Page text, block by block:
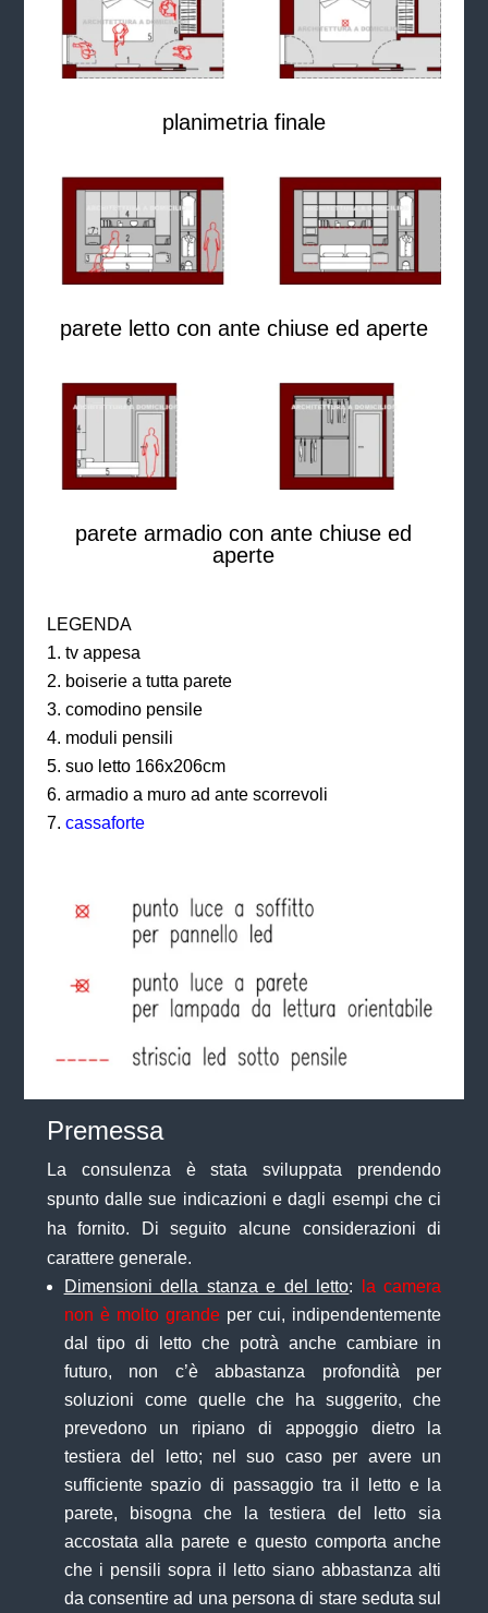
planimetria finale
parete letto con ante chiuse ed aperte
parete armadio con ante chiuse ed
aperte
LEGENDA
tv appesa
boiserie a tutta parete
comodino pensile
moduli pensili
suo letto 166x206cm
armadio a muro ad ante scorrevoli
cassaforte
Premessa
La consulenza è stata sviluppata prendendo
spunto dalle sue indicazioni e dagli esempi che ci
ha fornito. Di seguito alcune considerazioni di
carattere generale.
Dimensioni della stanza e del letto:
la camera
non è molto grande per cui, indipendentemente
dal tipo di letto che potrà anche cambiare in
futuro, non c’è abbastanza profondità per
soluzioni come quelle che ha suggerito, che
prevedono un ripiano di appoggio dietro la
testiera del letto; nel suo caso per avere un
sufficiente spazio di passaggio tra il letto e la
parete, bisogna che la testiera del letto sia
accostata alla parete e questo comporta anche
che i pensili sopra il letto siano abbastanza alti
da consentire ad una persona di stare seduta sul